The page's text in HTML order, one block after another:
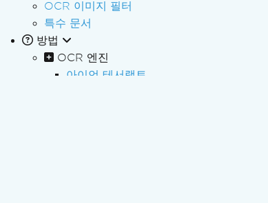
OCR 이미지 필터
특수 문서
방법
OCR 엔진
아이언 테서랙트